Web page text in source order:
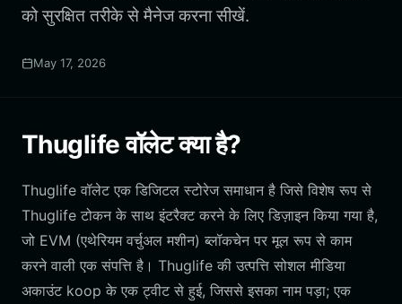
को सुरक्षित तरीके से मैनेज करना सीखें.
May 17, 2026
Thuglife वॉलेट क्या है?
Thuglife वॉलेट एक डिजिटल स्टोरेज समाधान है जिसे विशेष रूप से
Thuglife टोकन के साथ इंटरैक्ट करने के लिए डिज़ाइन किया गया है,
जो EVM (एथेरियम वर्चुअल मशीन) ब्लॉकचेन पर मूल रूप से काम
करने वाली एक संपत्ति है। Thuglife की उत्पत्ति सोशल मीडिया
अकाउंट koop के एक ट्वीट से हुई, जिससे इसका नाम पड़ा; एक